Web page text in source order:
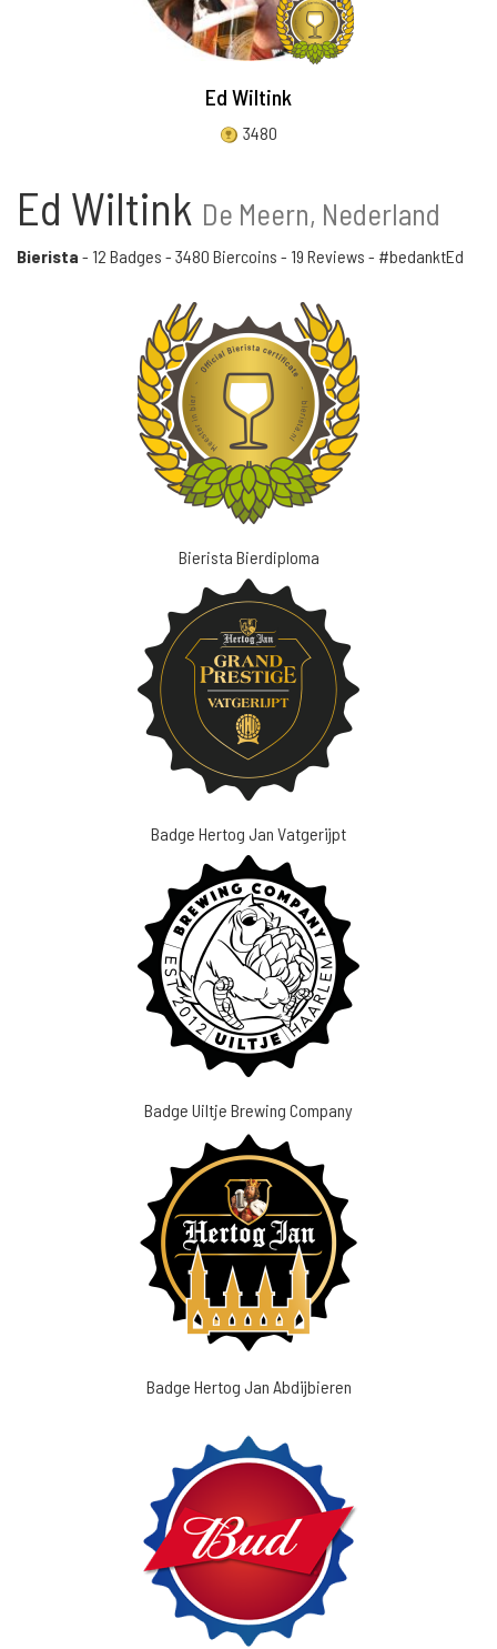
Ed Wiltink
3480
Ed Wiltink De Meern, Nederland
Bierista - 12 Badges - 3480 Biercoins - 19 Reviews - #bedanktEd
Bierista Bierdiploma
Badge Hertog Jan Vatgerijpt
Badge Uiltje Brewing Company
Badge Hertog Jan Abdijbieren